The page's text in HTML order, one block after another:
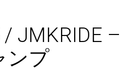
JMKRIDE –
ンプ